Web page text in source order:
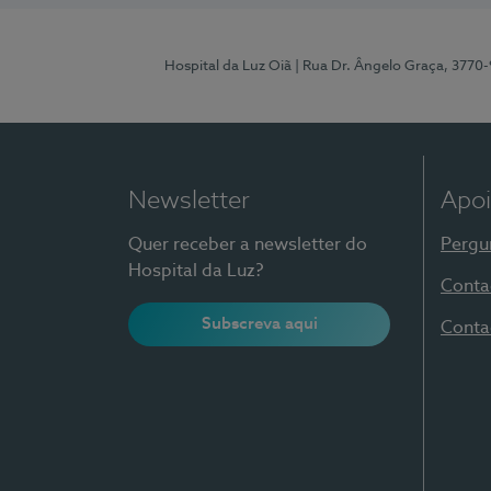
Hospital da Luz Oiã | Rua Dr. Ângelo Graça,
Newsletter
Quer receber a newsletter do
Hospital da Luz?
Subscreva aqui